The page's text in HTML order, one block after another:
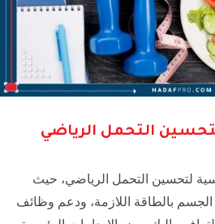
التحمل الرياضي
لتحسين التحمل الرياضي، حيث
الجسم بالطاقة اللازمة، ودعم وظائف